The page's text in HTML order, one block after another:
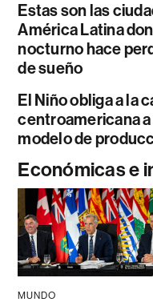
Estas son las
América Latina
nocturno hace
de sueño
El Niño obliga a la
centroamericana
modelo de
Económicas e
MUNDO